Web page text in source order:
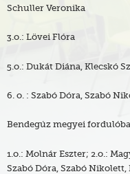
Schuller Veronika
3.o.: Lövei Flóra
5.o.: Dukát Diána, Klecskó
6. o. : Szabó Dóra, Szabó
Bendegúz megyei
1.o.: Molnár Eszter; 2.o.:
Szabó Dóra, Szabó